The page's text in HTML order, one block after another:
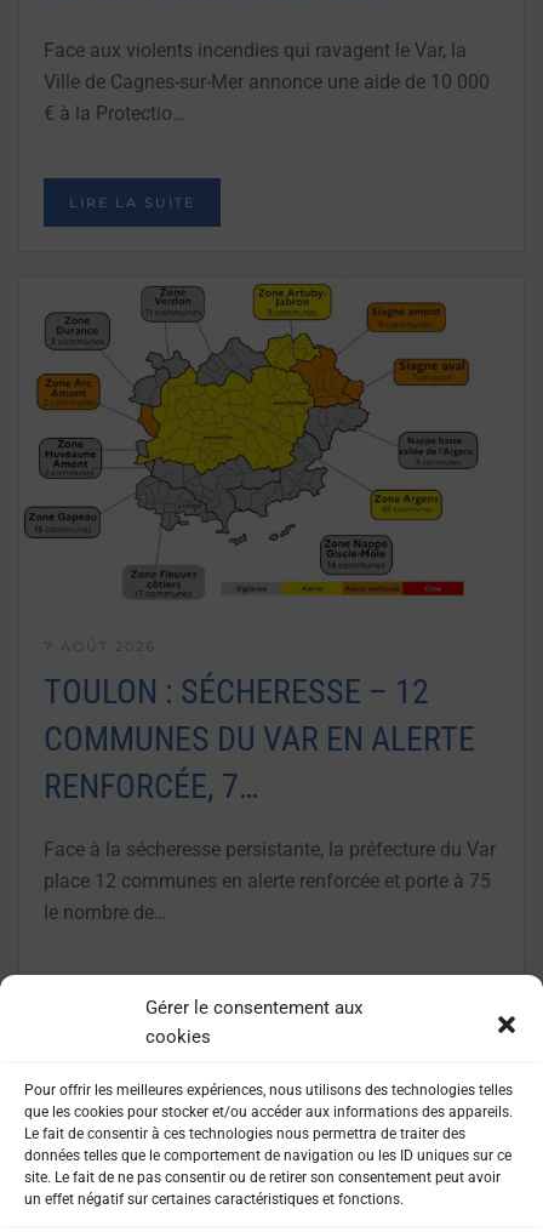
Gérer le consentement aux
cookies
Pour offrir les meilleures expériences, nous utilisons des technologies telles
que les cookies pour stocker et/ou accéder aux informations des appareils.
Le fait de consentir à ces technologies nous permettra de traiter des
données telles que le comportement de navigation ou les ID uniques sur ce
site. Le fait de ne pas consentir ou de retirer son consentement peut avoir
un effet négatif sur certaines caractéristiques et fonctions.
Face aux violents incendies qui ravagent le Var, la
Ville de Cagnes-sur-Mer annonce une aide de 10 000
€ à la Protectio…
LIRE LA SUITE
TOULON : SÉCHERESSE – 12
COMMUNES DU VAR EN ALERTE
RENFORCÉE, 7…
Face à la sécheresse persistante, la préfecture du Var
place 12 communes en alerte renforcée et porte à 75
le nombre de…
LIRE LA SUITE